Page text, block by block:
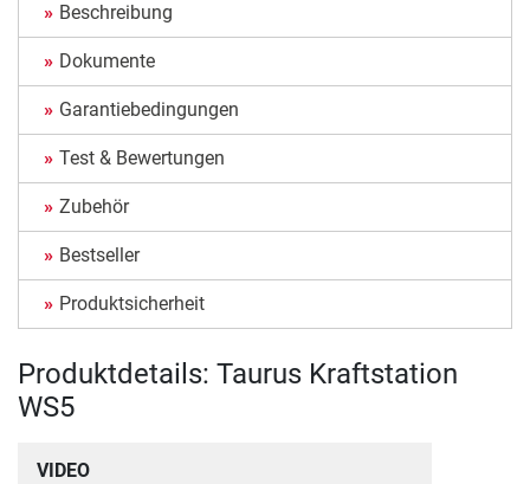
Beschreibung
Dokumente
Garantiebedingungen
Test & Bewertungen
Zubehör
Bestseller
Produktsicherheit
Produktdetails: Taurus Kraftstation
WS5
VIDEO